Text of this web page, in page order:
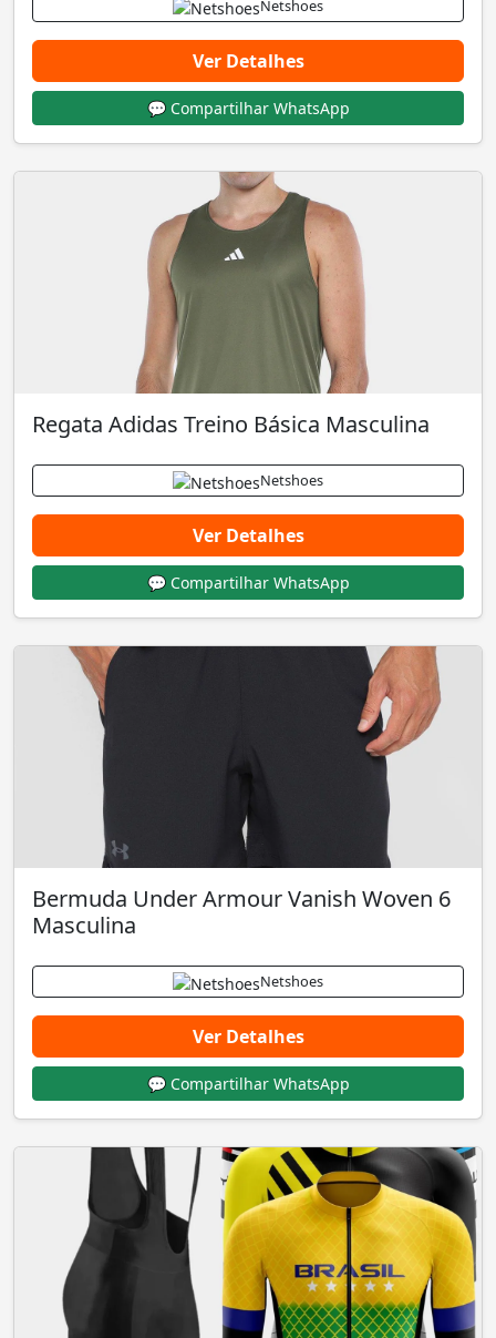
Netshoes
Ver Detalhes
💬 Compartilhar WhatsApp
Regata Adidas Treino Básica Masculina
Netshoes
Ver Detalhes
💬 Compartilhar WhatsApp
Bermuda Under Armour Vanish Woven 6
Masculina
Netshoes
Ver Detalhes
💬 Compartilhar WhatsApp